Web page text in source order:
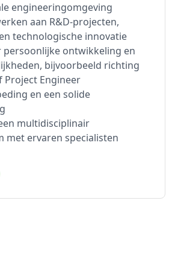
engineeringomgeving
aan R&D-projecten,
technologische innovatie
persoonlijke ontwikkeling en
bijvoorbeeld richting
Project Engineer
en een solide
multidisciplinair
met ervaren specialisten